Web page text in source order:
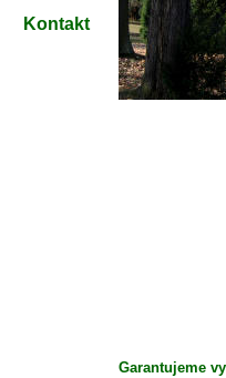
Kontakt
Garantujeme